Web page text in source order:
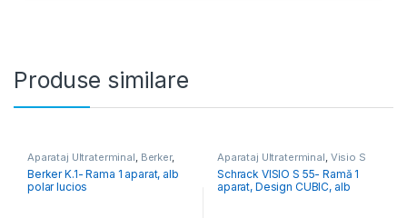
Produse similare
Aparataj Ultraterminal, Berker,
Berker K.1, K.5
Berker K.1- Rama 1 aparat, alb
polar lucios
Aparataj Ultraterminal, Visio S
Schrack VISIO S 55- Ramă 1
aparat, Design CUBIC, alb